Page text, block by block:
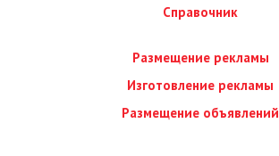
Справочник
Размещение рекламы
Изготовление рекламы
Размещение объявлений